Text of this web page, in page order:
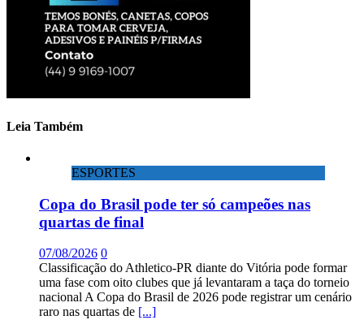
Leia Também
ESPORTES
Copa do Brasil pode ter só campeões nas
quartas de final
07/08/2026 0
Classificação do Athletico-PR diante do Vitória pode formar
uma fase com oito clubes que já levantaram a taça do torneio
nacional A Copa do Brasil de 2026 pode registrar um cenário
raro nas quartas de [...]